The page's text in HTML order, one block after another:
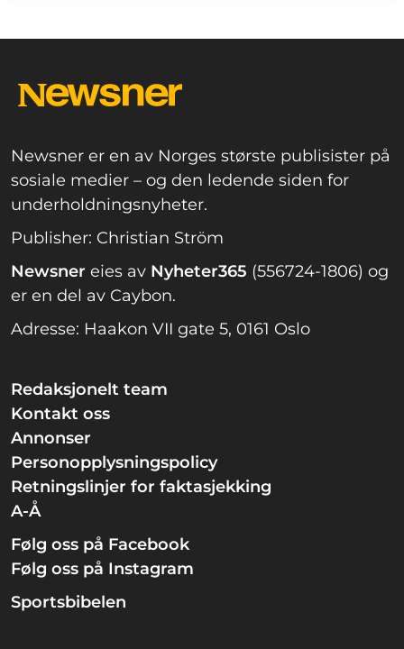
Newsner er en av Norges største publisister på
sosiale medier – og den ledende siden for
underholdningsnyheter.
Publisher: Christian Ström
Newsner eies av Nyheter365 (556724-1806) og
er en del av Caybon.
Adresse: Haakon VII gate 5, 0161 Oslo
Redaksjonelt team
Kontakt oss
Annonser
Personopplysningspolicy
Retningslinjer for faktasjekking
A-Å
Følg oss på Facebook
Følg oss på Instagram
Sportsbibelen